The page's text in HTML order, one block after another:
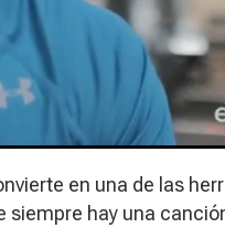
en una de las
siempre hay una